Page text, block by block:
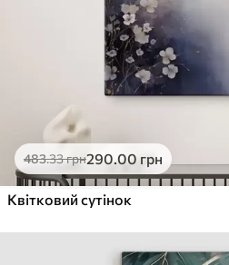
483.33грн290.00 грн
Квітковий сутінок